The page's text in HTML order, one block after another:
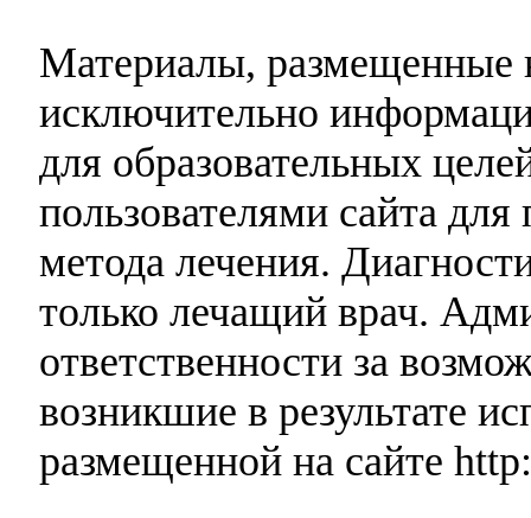
Материалы, размещенные
исключительно
для образовательных
пользователями сайта
метода лечения.
только лечащий врач.
ответственности за
возникшие в результате
размещенной на сайте